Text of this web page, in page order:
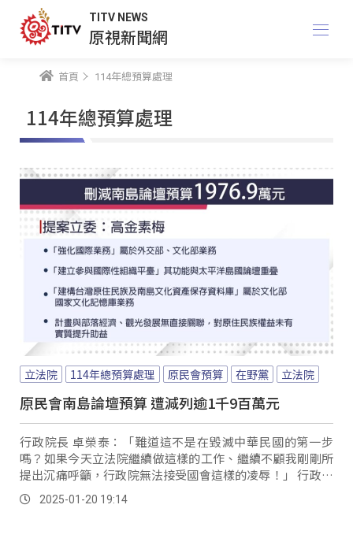
TITV NEWS
原視新聞網
首頁 114年總預算處理
114年總預算處理
立法院 114年總預算處理 原民會預算 在野黨 立法院
原民會南島論壇預算 遭減列逾1千9百萬元
行政院長 卓榮泰：「難道這不是在毀滅中華民國的第一步
嗎？如果今天立法院繼續做這樣的工作、繼續不顧我剛剛所
提出沉痛呼籲，行政院無法接受國會這樣的凌辱！」 行政院
長卓榮泰卓率領預算「重災區」部會召開記者會並下重話，
痛批在野黨是報復性審查預算，更讓宵小、詐騙集團有機可
2025-01-20 19:14